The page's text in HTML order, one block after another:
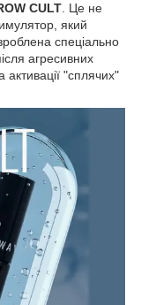
CULT. Це не
який
спеціально
агресивних
"сплячих"